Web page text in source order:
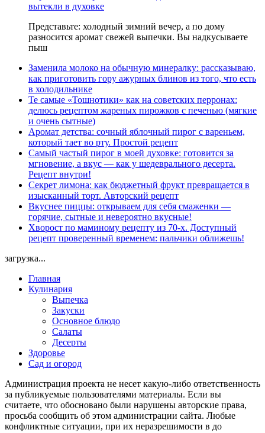
вытекли в духовке
Представьте: холодный зимний вечер, а по дому
разносится аромат свежей выпечки. Вы надкусываете
пыш
Заменила молоко на обычную минералку: рассказываю,
как приготовить гору ажурных блинов из того, что есть
в холодильнике
Те самые «Тошнотики» как на советских перронах:
делюсь рецептом жареных пирожков с печенью (мягкие
и очень сытные)
Аромат детства: сочный яблочный пирог с вареньем,
который тает во рту. Простой рецепт
Самый частый пирог в моей духовке: готовится за
мгновение, а вкус — как у шедеврального десерта.
Рецепт внутри!
Секрет лимона: как бюджетный фрукт превращается в
изысканный торт. Авторский рецепт
Вкуснее пиццы: открываем для себя смаженки —
горячие, сытные и невероятно вкусные!
Хворост по маминому рецепту из 70-х. Доступный
рецепт проверенный временем: пальчики оближешь!
загрузка...
Главная
Кулинария
Выпечка
Закуски
Основное блюдо
Салаты
Десерты
Здоровье
Сад и огород
Администрация проекта не несет какую-либо ответственность
за публикуемые пользователями материалы. Если вы
считаете, что обосновано были нарушены авторские права,
просьба сообщить об этом администрации сайта. Любые
конфликтные ситуации, при их неразрешимости в до